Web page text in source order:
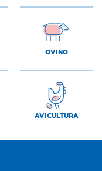
OVINO
AVICULTURA